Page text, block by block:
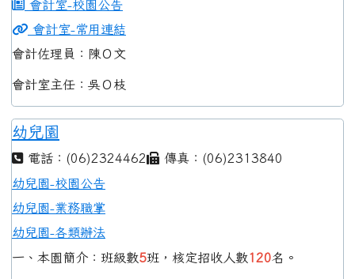
會計室-校園公告
會計室-常用連結
會計佐理員：陳Ｏ文
會計室主任：吳Ｏ枝
幼兒園
電話：(06)2324462
傳真：(06)2313840
幼兒園-校園公告
幼兒園-業務職掌
幼兒園-各類辦法
一、本園簡介：班級數5班，核定招收人數120名。